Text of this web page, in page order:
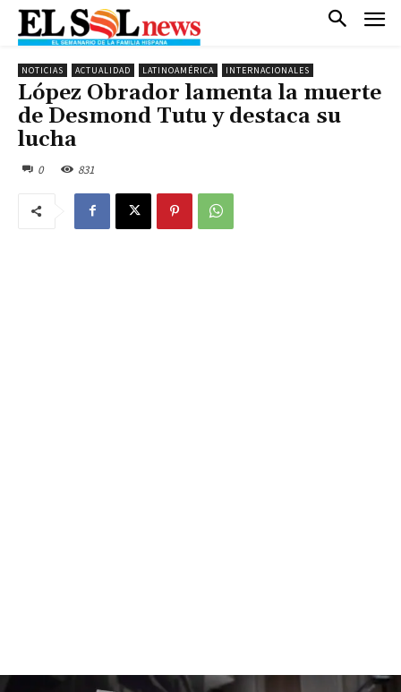
NOTICIAS ACTUALIDAD LATINOAMÉRICA INTERNACIONALES
López Obrador lamenta la muerte
de Desmond Tutu y destaca su
lucha
0 831